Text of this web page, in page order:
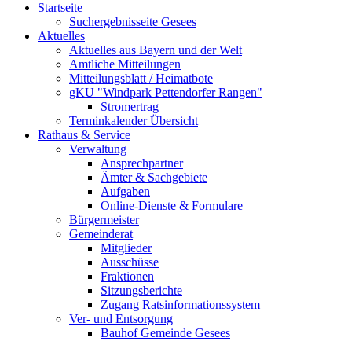
Startseite
Suchergebnisseite Gesees
Aktuelles
Aktuelles aus Bayern und der Welt
Amtliche Mitteilungen
Mitteilungsblatt / Heimatbote
gKU "Windpark Pettendorfer Rangen"
Stromertrag
Terminkalender Übersicht
Rathaus & Service
Verwaltung
Ansprechpartner
Ämter & Sachgebiete
Aufgaben
Online-Dienste & Formulare
Bürgermeister
Gemeinderat
Mitglieder
Ausschüsse
Fraktionen
Sitzungsberichte
Zugang Ratsinformationssystem
Ver- und Entsorgung
Bauhof Gemeinde Gesees